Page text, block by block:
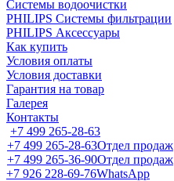
Системы водоочистки
PHILIPS Системы фильтрации
PHILIPS Аксессуары
Как купить
Условия оплаты
Условия доставки
Гарантия на товар
Галерея
Контакты
+7 499 265-28-63
+7 499 265-28-63Отдел продаж
+7 499 265-36-90Отдел продаж
+7 926 228-69-76WhatsApp